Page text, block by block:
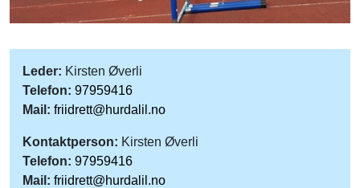
Leder: Kirsten Øverli
Telefon: 97959416
Mail: friidrett@hurdalil.no
Kontaktperson: Kirsten Øverli
Telefon: 97959416
Mail: friidrett@hurdalil.no